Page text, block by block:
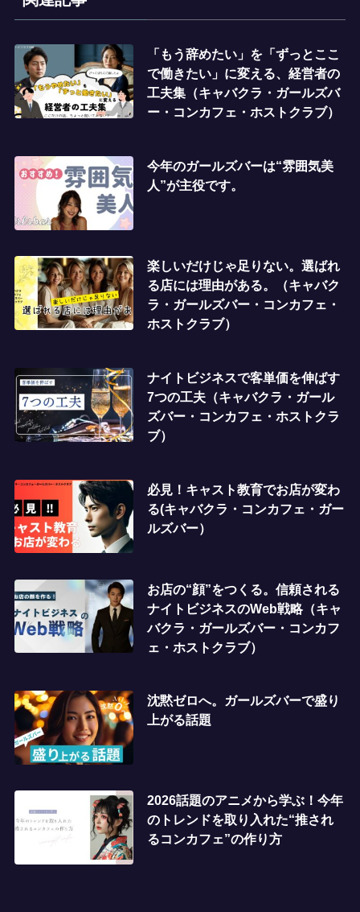
「もう辞めたい」を「ずっとここ
で働きたい」に変える、経営者の
工夫集（キャバクラ・ガールズバ
ー・コンカフェ・ホストクラブ）
今年のガールズバーは“雰囲気美
人”が主役です。
楽しいだけじゃ足りない。選ばれ
る店には理由がある。（キャバク
ラ・ガールズバー・コンカフェ・
ホストクラブ）
ナイトビジネスで客単価を伸ばす
7つの工夫（キャバクラ・ガール
ズバー・コンカフェ・ホストクラ
ブ）
必見！キャスト教育でお店が変わ
る(キャバクラ・コンカフェ・ガー
ルズバー）
お店の“顔”をつくる。信頼される
ナイトビジネスのWeb戦略（キャ
バクラ・ガールズバー・コンカフ
ェ・ホストクラブ）
沈黙ゼロへ。ガールズバーで盛り
上がる話題
2026話題のアニメから学ぶ！今年
のトレンドを取り入れた“推され
るコンカフェ”の作り方